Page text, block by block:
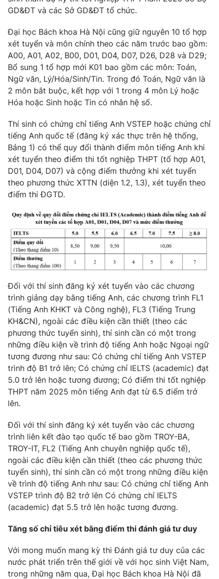
® Cấm sao chép dưới mọi hình thức nếu không có sự chấp
thuận bằng văn bản. Ghi rõ nguồn VTV.vn khi phát hành lại
thông tin từ website này.
GD&ĐT và các Sở GD&ĐT tổ chức.
Đại học Bách khoa Hà Nội cũng giữ nguyên 10 tổ hợp
xét tuyển và môn chính theo các năm trước bao gồm:
A00, A01, A02, B00, D01, D04, D07, D26, D28 và D29;
Bổ sung 1 tổ hợp mới K01 bao gồm các môn: Toán,
Ngữ văn, Lý/Hóa/Sinh/Tin. Trong đó Toán, Ngữ văn là
2 môn bắt buộc, kết hợp với 1 trong 4 môn Lý hoặc
Hóa hoặc Sinh hoặc Tin có nhân hệ số.
Thí sinh có chứng chỉ tiếng Anh VSTEP hoặc chứng chỉ
tiếng Anh quốc tế (đăng ký xác thực trên hệ thống,
Bảng 1) có thể quy đổi thành điểm môn tiếng Anh khi
xét tuyển theo điểm thi tốt nghiệp THPT (tổ hợp A01,
D01, D04, D07) và cộng điểm thưởng khi xét tuyển
theo phương thức XTTN (diện 1.2, 1.3), xét tuyển theo
điểm thi ĐGTD.
Đối với thí sinh đăng ký xét tuyển vào các chương
trình giảng dạy bằng tiếng Anh, các chương trình FL1
(Tiếng Anh KHKT và Công nghệ), FL3 (Tiếng Trung
KH&CN), ngoài các điều kiện cần thiết (theo các
phương thức tuyển sinh), thí sinh cần có một trong
những điều kiện về trình độ tiếng Anh hoặc Ngoại ngữ
tương đương như sau: Có chứng chỉ tiếng Anh VSTEP
trình độ B1 trở lên; Có chứng chỉ IELTS (academic) đạt
5.0 trở lên hoặc tương đương; Có điểm thi tốt nghiệp
THPT năm 2025 môn tiếng Anh đạt từ 6.5 điểm trở
lên.
Đối với thí sinh đăng ký xét tuyển vào các chương
trình liên kết đào tạo quốc tế bao gồm TROY-BA,
TROY-IT, FL2 (Tiếng Anh chuyên nghiệp quốc tế),
ngoài các điều kiện cần thiết (theo các phương thức
tuyển sinh), thí sinh cần có một trong những điều kiện
về trình độ tiếng Anh như sau: Có chứng chỉ tiếng Anh
VSTEP trình độ B2 trở lên Có chứng chỉ IELTS
(academic) đạt 5.5 trở lên hoặc tương đương.
Tăng số chỉ tiêu xét bằng điểm thi đánh giá tư duy
Với mong muốn mang kỳ thi Đánh giá tư duy của các
nước phát triển trên thế giới về với học sinh Việt Nam,
trong những năm qua, Đại học Bách khoa Hà Nội đã